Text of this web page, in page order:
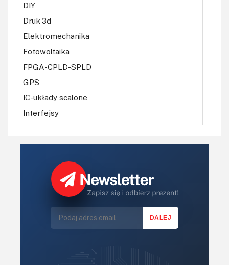
DIY
Druk 3d
Elektromechanika
Fotowoltaika
FPGA-CPLD-SPLD
GPS
IC-układy scalone
Interfejsy
Konkursy
LED/LCD/OLED
Mechatronika
Mikrokontrolery (MCV,μC)